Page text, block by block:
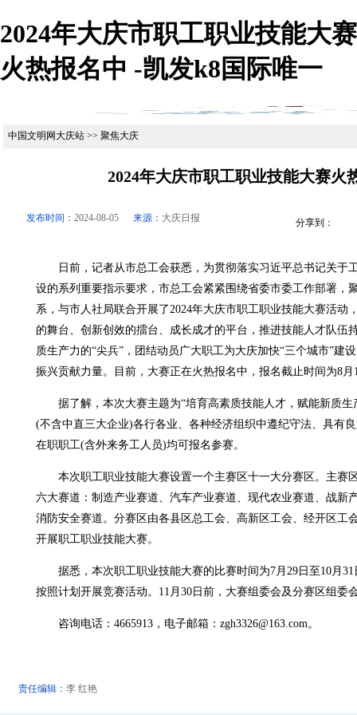
2024年大庆市职工职业技能大赛
火热报名中 -凯发k8国际唯一
中国文明网大庆站 >> 聚焦大庆
2024年大庆市职工职业技能大赛火
发布时间： 2024-08-05 来源： 大庆日报 分享到：
日前，记者从市总工会获悉，为贯彻落实习近平总书记关于
设的系列重要指示要求，市总工会紧紧围绕省委市委工作部署，
系，与市人社局联合开展了2024年大庆市职工职业技能大赛活动
的舞台、创新创效的擂台、成长成才的平台，推进技能人才队伍
质生产力的“尖兵”，团结动员广大职工为大庆加快“三个城市”建
振兴贡献力量。目前，大赛正在火热报名中，报名截止时间为8月
据了解，本次大赛主题为“培育高素质技能人才，赋能新质生
(不含中直三大企业)各行各业、各种经济组织中遵纪守法、具有
在职职工(含外来务工人员)均可报名参赛。
本次职工职业技能大赛设置一个主赛区十一大分赛区。主赛
六大赛道：制造产业赛道、汽车产业赛道、现代农业赛道、战新
消防安全赛道。分赛区由各县区总工会、高新区工会、经开区工
开展职工职业技能大赛。
据悉，本次职工职业技能大赛的比赛时间为7月29日至10月31
按照计划开展竞赛活动。11月30日前，大赛组委会及分赛区组委
咨询电话：4665913，电子邮箱： zgh3326@163.com 。
责任编辑： 李 红艳